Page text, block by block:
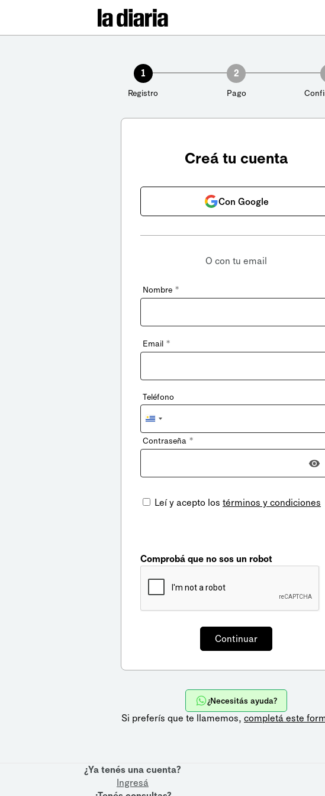
1
Registro
2
Pago
Creá tu cuenta
Con Google
O con tu email
Nombre *
Email *
Teléfono
Uruguay
+598
Contraseña *
Leí y acepto los términos y condiciones
Comprobá que no sos un robot
¿Necesitás ayuda?
Si preferís que te llamemos, completá este
¿Ya tenés una cuenta?
Ingresá